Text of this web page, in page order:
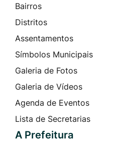
Bairros
Distritos
Assentamentos
Símbolos Municipais
Galeria de Fotos
Galeria de Vídeos
Agenda de Eventos
Lista de Secretarias
A Prefeitura